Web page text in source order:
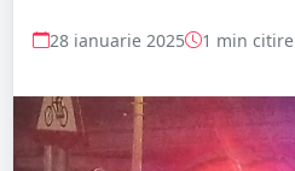
28 ianuarie 2025 1 min citire